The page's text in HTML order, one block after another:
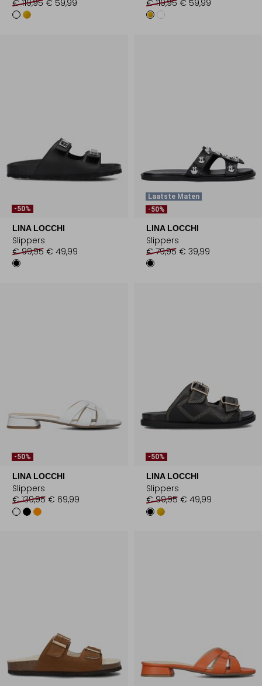
€ 119,95 € 59,99
€ 119,95 € 59,99
-50%
LINA LOCCHI
Slippers
€ 99,95 € 49,99
Laatste Maten
-50%
LINA LOCCHI
Slippers
€ 79,95 € 39,99
-50%
LINA LOCCHI
Slippers
€ 139,95 € 69,99
-50%
LINA LOCCHI
Slippers
€ 99,95 € 49,99